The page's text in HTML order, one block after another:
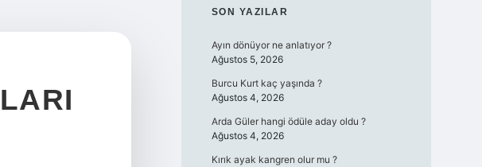
SIDEBAR
SON YAZILAR
Ayın dönüyor ne anlatıyor ?
Ağustos 5, 2026
Burcu Kurt kaç yaşında ?
Ağustos 4, 2026
Arda Güler hangi ödüle aday oldu ?
Ağustos 4, 2026
Kırık ayak kangren olur mu ?